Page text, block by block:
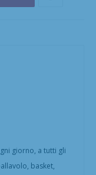
giorno, a tutti gli
basket,